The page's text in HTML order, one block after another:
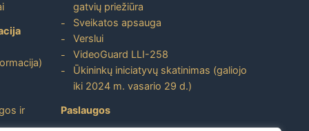
ir
gatvių priežiūra
Sveikatos apsauga
Verslui
VideoGuard LLI-258
Ūkininkų iniciatyvų skatinimas (galiojo
iki 2024 m. vasario 29 d.)
Paslaugos